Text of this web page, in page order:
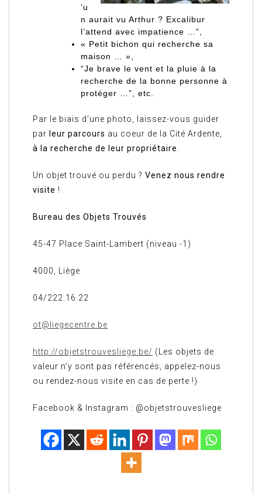
’u
n aurait vu Arthur ? Excalibur
l’attend avec impatience …”,
« Petit bichon qui recherche sa
maison … »,
“Je brave le vent et la pluie à la
recherche de la bonne personne à
protéger …”, etc.
Par le biais d’une photo, laissez-vous guider
par leur parcours au coeur de la Cité Ardente,
à la recherche de leur propriétaire
Un objet trouvé ou perdu ? Venez nous rendre
visite !
Bureau des Objets Trouvés
45-47 Place Saint-Lambert (niveau -1)
4000, Liège
04/222.16.22
ot@liegecentre.be
http://objetstrouvesliege.be/ (Les objets de
valeur n’y sont pas référencés, appelez-nous
ou rendez-nous visite en cas de perte !)
Facebook & Instagram : @objetstrouvesliege